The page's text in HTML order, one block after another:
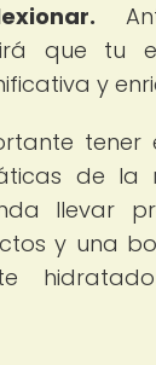
que tu
y
tener
de la
llevar
y una